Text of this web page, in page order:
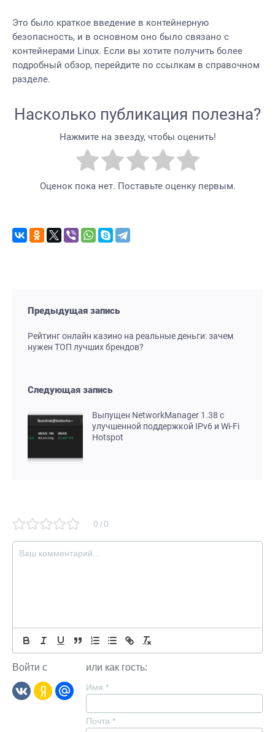
Это было краткое введение в контейнерную
безопасность, и в основном оно было связано с
контейнерами Linux. Если вы хотите получить более
подробный обзор, перейдите по ссылкам в справочном
разделе.
Насколько публикация полезна?
Нажмите на звезду, чтобы оценить!
Оценок пока нет. Поставьте оценку первым.
Предыдущая запись
Рейтинг онлайн казино на реальные деньги: зачем
нужен ТОП лучших брендов?
Следующая запись
Выпущен NetworkManager 1.38 с
улучшенной поддержкой IPv6 и Wi-Fi
Hotspot
0 / 0
Войти с или как гость:
Имя *
Почта *